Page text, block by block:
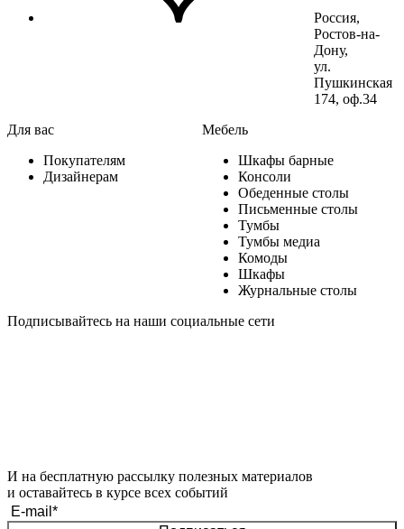
Россия,
Ростов-на-
Дону,
ул.
Пушкинская
174, оф.34
Мебель
Шкафы барные
Консоли
Обеденные столы
Письменные столы
Тумбы
Тумбы медиа
Комоды
Шкафы
Журнальные столы
Для вас
Покупателям
Дизайнерам
Подписывайтесь на наши социальные сети
И на бесплатную рассылку полезных материалов
и оставайтесь в курсе всех событий